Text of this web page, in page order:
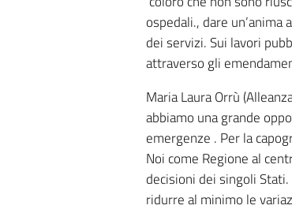
ospedali., dare
dei servizi. Sui lavori
attraverso gli
Maria Laura Orrù
abbiamo una grande
emergenze . Per la
Noi come Regione al
decisioni dei singoli
ridurre al minimo le